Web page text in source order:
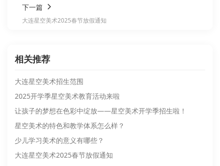
下一篇
大连星空美术2025春节放假通知
相关推荐
大连星空美术招生范围
2025开学季星空美术教育活动来啦
让孩子的梦想在色彩中绽放——星空美术开学季招生啦！
星空美术的特色和教学体系怎么样？
少儿学习美术的意义有哪些？
大连星空美术2025春节放假通知